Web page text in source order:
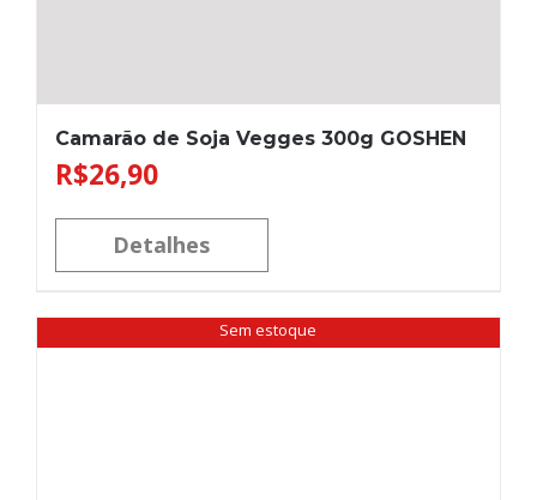
Camarão de Soja Vegges 300g GOSHEN
R$26,90
Detalhes
Sem estoque